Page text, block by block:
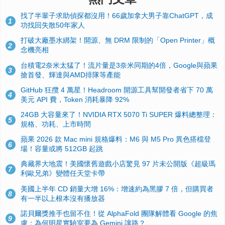
1
找了半輩子求助偵探都沒用！66歲加拿大男子靠ChatGPT，成
功找回失散50年家人
2
打破大廠墨水綁架！開源、無 DRM 限制的「Open Printer」概
念機亮相
3
台積電2奈米太猛了！流片量是3奈米同期的4倍，Google與蘋果
搶首發、輝達與AMD排隊等產能
4
GitHub 狂攬 4 萬星！Headroom 開源工具幫開發者省下 70 萬
美元 API 費，Token 消耗暴降 92%
5
24GB 大容量來了！NVIDIA RTX 5070 Ti SUPER 爆料總整理：
規格、功耗、上市時間
6
蘋果 2026 款 Mac mini 規格爆料：M6 與 M5 Pro 異色搭檔登
場！容量或將 512GB 起跳
7
典藏界大地震！美國懷舊遊戲小店驚見 97 片未公開版《超級瑪
利歐兄弟》變體任天堂卡帶
8
美國上半年 CD 銷量大增 16%：增速約為黑膠 7 倍，但購買者
有一半以上根本沒有播放器
9
諾貝爾獎推手也留不住！從 AlphaFold 團隊解體看 Google 的焦
慮：為何明星實驗室要為 Gemini 讓路？